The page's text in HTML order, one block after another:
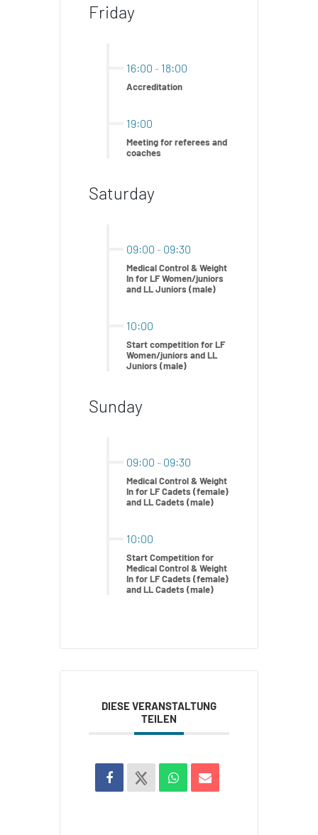
Friday
16:00 - 18:00
Accreditation
19:00
Meeting for referees and
coaches
Saturday
09:00 - 09:30
Medical Control & Weight
In for LF Women/juniors
and LL Juniors (male)
10:00
Start competition for LF
Women/juniors and LL
Juniors (male)
Sunday
09:00 - 09:30
Medical Control & Weight
In for LF Cadets (female)
and LL Cadets (male)
10:00
Start Competition for
Medical Control & Weight
In for LF Cadets (female)
and LL Cadets (male)
DIESE VERANSTALTUNG
TEILEN